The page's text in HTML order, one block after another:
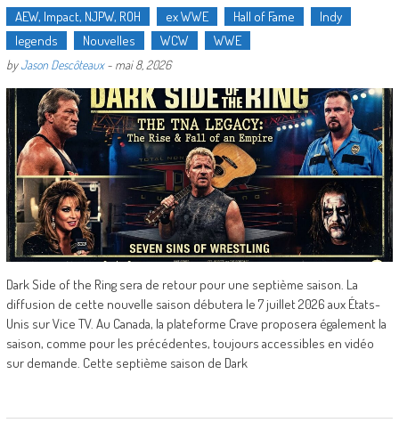
AEW, Impact, NJPW, ROH ex WWE Hall of Fame
Indy
legends
Nouvelles WCW WWE
byJason Descôteaux- mai 8, 2026
Dark Side of the Ring sera de retour pour une septième saison. La
diffusion de cette nouvelle saison débutera le 7 juillet 2026 aux États-
Unis sur Vice TV. Au Canada, la plateforme Crave proposera également la
saison, comme pour les précédentes, toujours accessibles en vidéo
sur demande. Cette septième saison de Dark